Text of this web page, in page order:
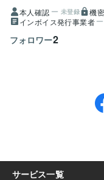
本人確認 未登録 機
インボイス発行事業者
フォロワー2